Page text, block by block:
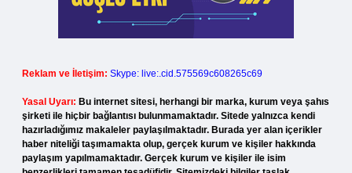
Reklam ve İletişim: Skype: live:.cid.575569c608265c69
Yasal Uyarı: Bu internet sitesi, herhangi bir marka, kurum veya şahıs
şirketi ile hiçbir bağlantısı bulunmamaktadır. Sitede yalnızca kendi
hazırladığımız makaleler paylaşılmaktadır. Burada yer alan içerikler
haber niteliği taşımamakta olup, gerçek kurum ve kişiler hakkında
paylaşım yapılmamaktadır. Gerçek kurum ve kişiler ile isim